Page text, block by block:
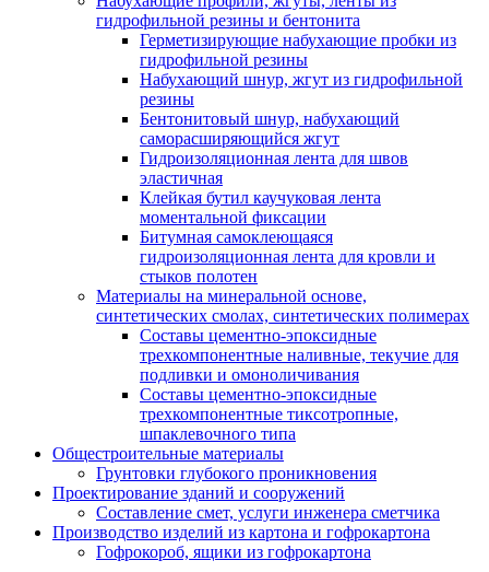
гидрофильной резины и бентонита
Герметизирующие набухающие пробки из
гидрофильной резины
Набухающий шнур, жгут из гидрофильной
резины
Бентонитовый шнур, набухающий
саморасширяющийся жгут
Гидроизоляционная лента для швов
эластичная
Клейкая бутил каучуковая лента
моментальной фиксации
Битумная самоклеющаяся
гидроизоляционная лента для кровли и
стыков полотен
Материалы на минеральной основе,
синтетических смолах, синтетических полимерах
Составы цементно-эпоксидные
трехкомпонентные наливные, текучие для
подливки и омоноличивания
Составы цементно-эпоксидные
трехкомпонентные тиксотропные,
шпаклевочного типа
Общестроительные материалы
Грунтовки глубокого проникновения
Проектирование зданий и сооружений
Составление смет, услуги инженера сметчика
Производство изделий из картона и гофрокартона
Гофрокороб, ящики из гофрокартона